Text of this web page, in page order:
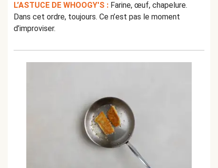
L’ASTUCE DE WHOOGY'S : Farine, œuf, chapelure.
Dans cet ordre, toujours. Ce n’est pas le moment
d’improviser.